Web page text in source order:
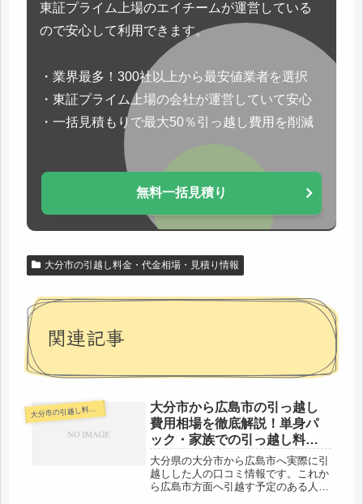
東証プライム上場のエイチームが運営している
ので安心して利用できます。
・業界最多！300社以上から最安値業者を選択
・東証プライム上場の会社が運営していて安心
・一括見積もりで最大50％引っ越し費用を削減
無料一括見積り
大分市の引越し料金・代金相場・見積り情報
関連記事
大分市の引越し料金・代金相場・見積り情報
大分市から広島市の引っ越し
費用相場を徹底解説！単身パ
ック・家族での引っ越し料金
を節約する裏技
大分県の大分市から広島市へ実際に引
越しした人の口コミ情報です。これか
ら広島市方面へ引越す予定のある人は